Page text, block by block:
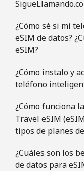
¿Cómo sé si mi
eSIM de datos?
eSIM?
¿Cómo instalo y
teléfono
¿Cómo funciona
Travel eSIM
tipos de planes
¿Cuáles son los
de datos para